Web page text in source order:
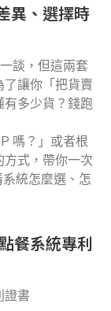
異、選擇時
談，但這兩套
讓你「把貨賣
多少貨？錢跑
嗎？」或者根
式，帶你一次
統怎麼選、怎
餐系統專利
證書